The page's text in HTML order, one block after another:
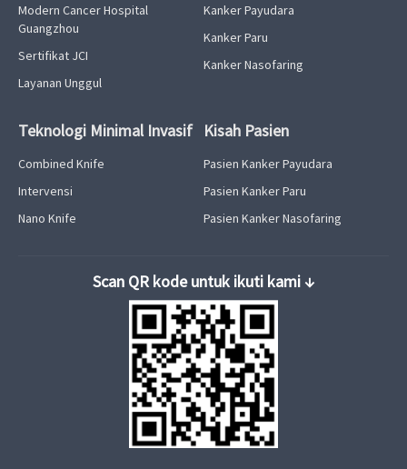
Modern Cancer Hospital
Guangzhou
Sertifikat JCI
Layanan Unggul
Kanker Payudara
Kanker Paru
Kanker Nasofaring
Teknologi Minimal Invasif
Combined Knife
Intervensi
Nano Knife
Kisah Pasien
Pasien Kanker Payudara
Pasien Kanker Paru
Pasien Kanker Nasofaring